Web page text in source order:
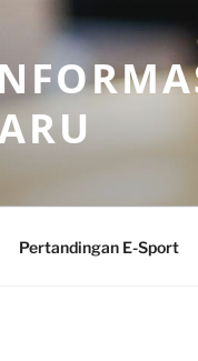
Pertandingan E-Sport